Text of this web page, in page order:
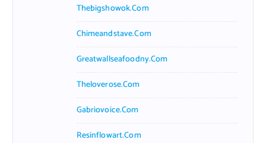
Thebigshowok.com
Chimeandstave.com
Greatwallseafoodny.com
Theloverose.com
Gabriovoice.com
Resinflowart.com